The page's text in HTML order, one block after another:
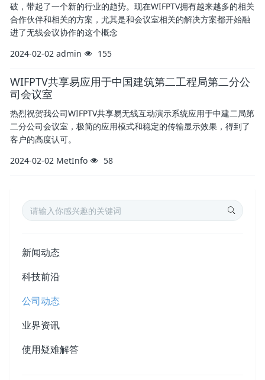
破，带起了一个新的行业的趋势。现在WIFPTV拥有越来越多的相关
合作伙伴和相关的方案，尤其是和会议室相关的解决方案都开始融
进了无线会议协作的这个概念
2024-02-02 admin 155
WIFPTV共享易应用于中国建筑第二工程局第二分公
司会议室
热烈祝贺我公司WIFPTV共享易无线互动演示系统应用于中建二局第
二分公司会议室，极简的应用模式和稳定的传输显示效果，得到了
客户的高度认可。
2024-02-02 MetInfo 58
新闻动态
科技前沿
公司动态
业界资讯
使用疑难解答